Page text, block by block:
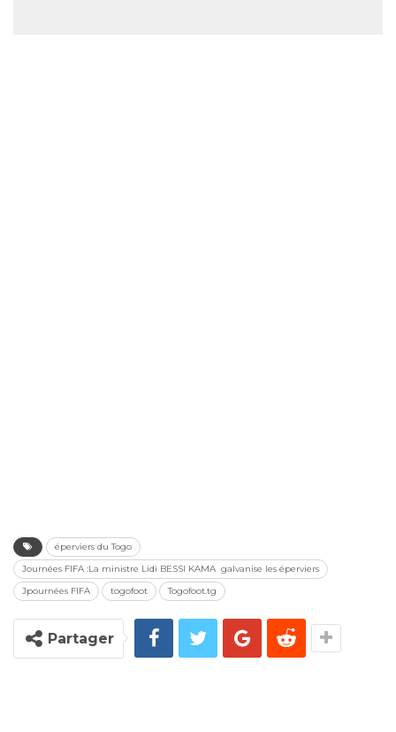
éperviers du Togo
Journées FIFA :La ministre Lidi BESSI KAMA galvanise les éperviers
Jpournées FIFA
togofoot Togofoot.tg
Partager